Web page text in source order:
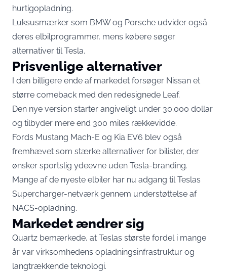
hurtigopladning.
Luksusmærker som BMW og Porsche udvider også
deres elbilprogrammer, mens købere søger
alternativer til Tesla.
Prisvenlige alternativer
I den billigere ende af markedet forsøger Nissan et
større comeback med den redesignede Leaf.
Den nye version starter angiveligt under 30.000 dollar
og tilbyder mere end 300 miles rækkevidde.
Fords Mustang Mach-E og Kia EV6 blev også
fremhævet som stærke alternativer for bilister, der
ønsker sportslig ydeevne uden Tesla-branding.
Mange af de nyeste elbiler har nu adgang til Teslas
Supercharger-netværk gennem understøttelse af
NACS-opladning.
Markedet ændrer sig
Quartz bemærkede, at Teslas største fordel i mange
år var virksomhedens opladningsinfrastruktur og
langtrækkende teknologi.